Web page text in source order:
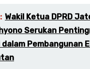
Wakil Ketua DPRD
Serukan
Pembangunan